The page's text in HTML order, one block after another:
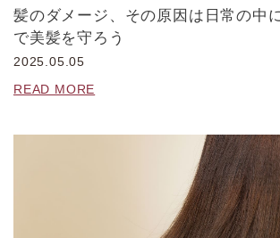
髪のダメージ、その原因は日常の中
で美髪を守ろう
2025.05.05
READ MORE